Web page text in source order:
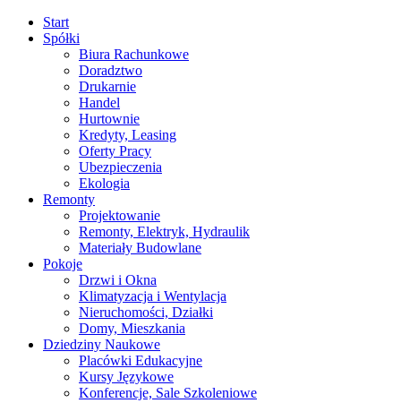
Start
Spółki
Biura Rachunkowe
Doradztwo
Drukarnie
Handel
Hurtownie
Kredyty, Leasing
Oferty Pracy
Ubezpieczenia
Ekologia
Remonty
Projektowanie
Remonty, Elektryk, Hydraulik
Materiały Budowlane
Pokoje
Drzwi i Okna
Klimatyzacja i Wentylacja
Nieruchomości, Działki
Domy, Mieszkania
Dziedziny Naukowe
Placówki Edukacyjne
Kursy Językowe
Konferencje, Sale Szkoleniowe